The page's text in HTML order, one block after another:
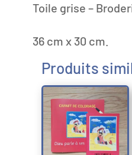
Toile grise –
36 cm x 30 cm.
Produits